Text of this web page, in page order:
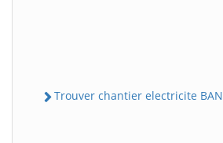
Trouver chantier electricite